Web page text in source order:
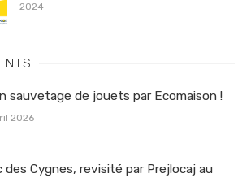
2024
sauvetage de jouets par Ecomaison !
2026
des Cygnes, revisité par Prejlocaj au